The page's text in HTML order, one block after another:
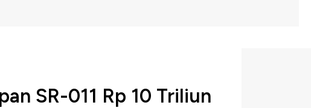
SR-011 Rp 10 Triliun